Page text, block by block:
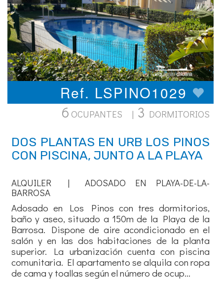
Ref. LSPINO1029
6 OCUPANTES | 3 DORMITORIOS
DOS PLANTAS EN URB LOS PINOS
CON PISCINA, JUNTO A LA PLAYA
ALQUILER | ADOSADO EN PLAYA-DE-LA-
BARROSA
Adosado en Los Pinos con tres dormitorios,
baño y aseo, situado a 150m de la Playa de la
Barrosa. Dispone de aire acondicionado en el
salón y en las dos habitaciones de la planta
superior. La urbanización cuenta con piscina
comunitaria. El apartamento se alquila con ropa
de cama y toallas según el número de ocup...